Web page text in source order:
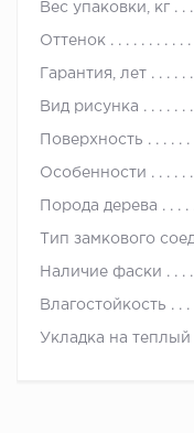
Вес упаковки, кг
Оттенок
Гарантия, лет
Вид рисунка
Поверхность
Особенности
Порода дерева
Тип замкового
Наличие фаски
Влагостойкость
Укладка на теплый